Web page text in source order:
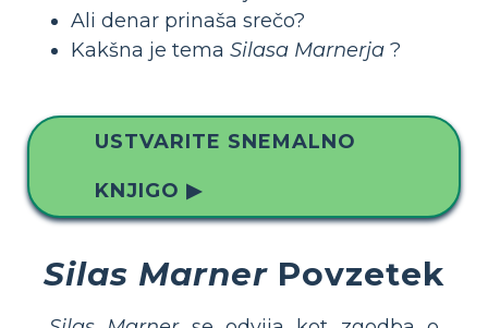
Ali denar prinaša srečo?
Kakšna je tema Silasa Marnerja ?
USTVARITE SNEMALNO
KNJIGO ▶
Silas Marner Povzetek